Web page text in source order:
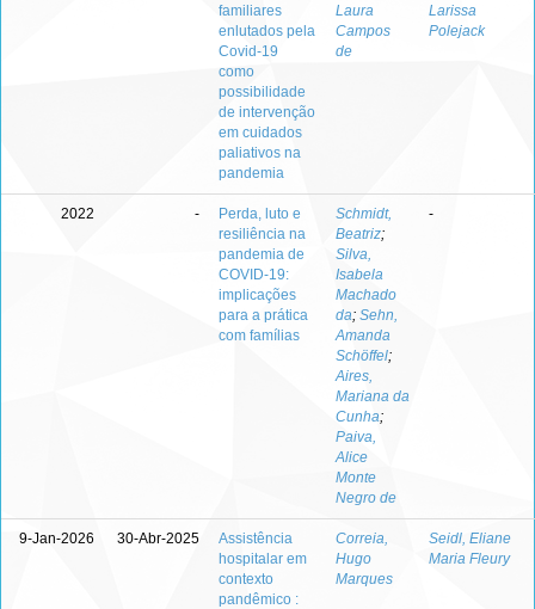
familiares
enlutados pela
Covid-19
como
possibilidade
de intervenção
em cuidados
paliativos na
pandemia
Laura
Campos
de
Larissa
Polejack
2022 -
Perda, luto e
resiliência na
pandemia de
COVID-19:
implicações
para a prática
com famílias
Schmidt,
Beatriz;
Silva,
Isabela
Machado
da; Sehn,
Amanda
Schöffel;
Aires,
Mariana da
Cunha;
Paiva,
Alice
Monte
Negro de
-
9-Jan-2026 30-Abr-2025
Assistência
hospitalar em
contexto
pandêmico :
Correia,
Hugo
Marques
Seidl, Eliane
Maria Fleury